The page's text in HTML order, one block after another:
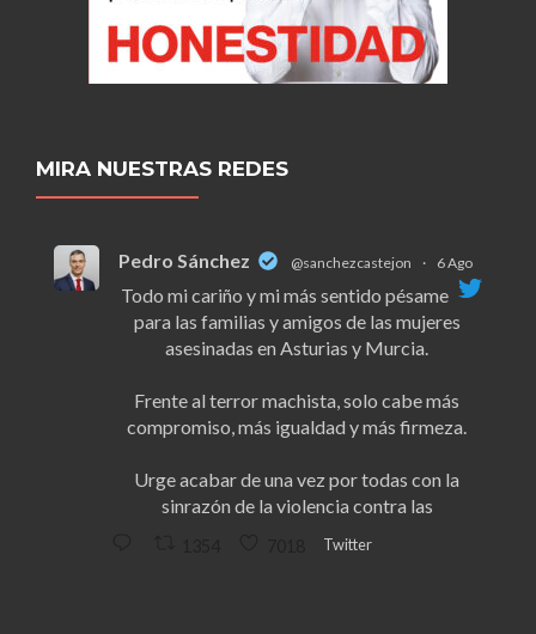
MIRA NUESTRAS REDES
Pedro Sánchez @sanchezcastejon · 6 Ago
Todo mi cariño y mi más sentido pésame
para las familias y amigos de las mujeres
asesinadas en Asturias y Murcia.
Frente al terror machista, solo cabe más
compromiso, más igualdad y más firmeza.
Urge acabar de una vez por todas con la
sinrazón de la violencia contra las
Twitter